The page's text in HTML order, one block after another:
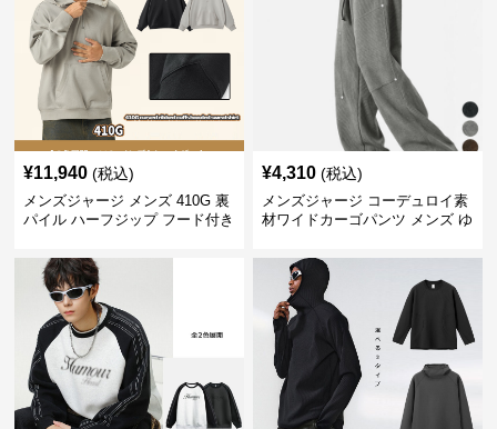
¥11,940 (税込)
メンズジャージ メンズ 410G 裏
パイル ハーフジップ フード付き
¥4,310 (税込)
メンズジャージ コーデュロイ素
材ワイドカーゴパンツ メンズ ゆ